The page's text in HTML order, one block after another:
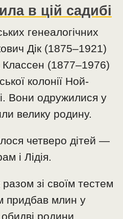
в цій садибі
генеалогічних
Дік (1875–1921)
Классен (1877–1976)
колонії Ной-
Вони одружилися у
велику родину.
четверо дітей —
і Лідія.
зі своїм тестем
придбав млин у
родини